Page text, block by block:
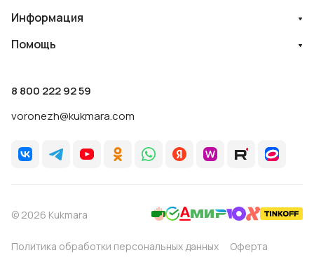
Информация
Помощь
8 800 222 92 59
voronezh@kukmara.com
© 2026 Kukmara
Политика обработки персональных данных Оферта